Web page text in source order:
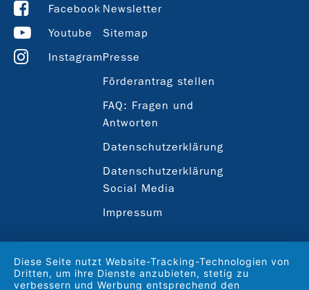
Facebook
Youtube
Instagram
Newsletter
Sitemap
Presse
Förderantrag stellen
FAQ: Fragen und
Antworten
Datenschutzerklärung
Datenschutzerklärung
Social Media
Impressum
Diese Seite nutzt Website-Tracking-Technologien von
Dritten, um ihre Dienste anzubieten, stetig zu
verbessern und Werbung entsprechend den